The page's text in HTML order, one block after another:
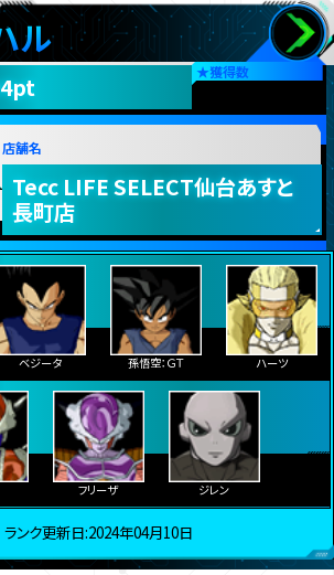
ル
★獲得数
店舗名
Tecc LIFE SELECT仙台あすと
長町店
ベジータ 孫悟空：ＧＴ ハーツ
フリーザ ジレン
ランク更新日:2024年04月10日